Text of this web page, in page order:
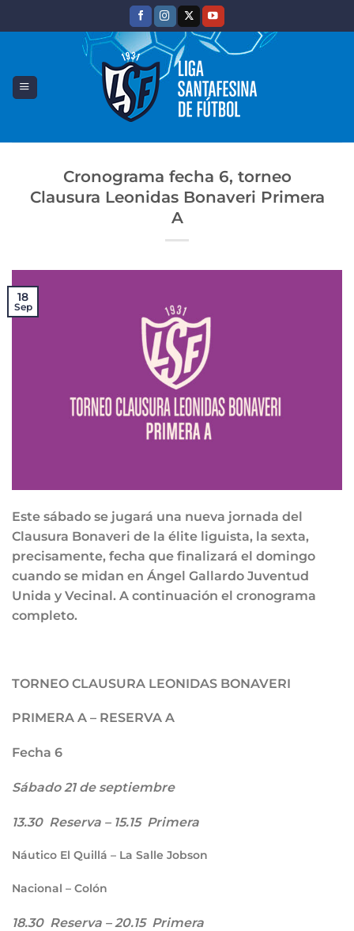
Cronograma fecha 6, torneo
Clausura Leonidas Bonaveri Primera
A
18
Sep
Este sábado se jugará una nueva jornada del
Clausura Bonaveri de la élite liguista, la sexta,
precisamente, fecha que finalizará el domingo
cuando se midan en Ángel Gallardo Juventud
Unida y Vecinal. A continuación el cronograma
completo.
TORNEO CLAUSURA LEONIDAS BONAVERI
PRIMERA A – RESERVA A
Fecha 6
Sábado 21 de septiembre
13.30 Reserva – 15.15 Primera
Náutico El Quillá – La Salle Jobson
Nacional – Colón
18.30 Reserva – 20.15 Primera